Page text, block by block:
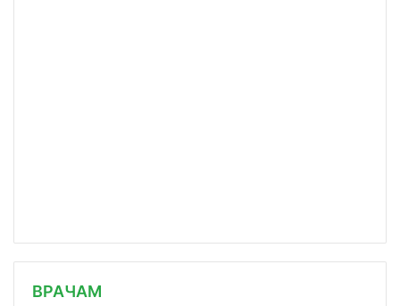
uchastnikov-farmr/
ВРАЧАМ